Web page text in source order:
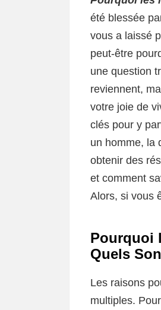
été blessée
vous a laissé
peut-être
une question
reviennent,
votre joie de
clés pour y
un homme, la
obtenir des
et comment
Alors, si vous
Pourquoi
Quels
Les raisons
multiples.